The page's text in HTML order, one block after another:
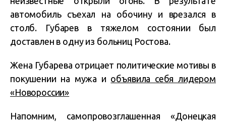
автомобиль съехал на обочину и врезался в
столб. Губарев в тяжелом состоянии был
доставлен в одну из больниц Ростова.
Жена Губарева отрицает политические мотивы в
покушении на мужа и объявила себя лидером
«Новороссии»
Напомним, самопровозглашенная «Донецкая